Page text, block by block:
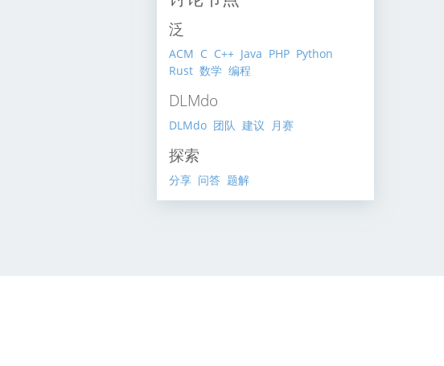
泛
ACM C C++ Java PHP Python
Rust 数学 编程
DLMdo
DLMdo 团队 建议 月赛
探索
分享 问答 题解